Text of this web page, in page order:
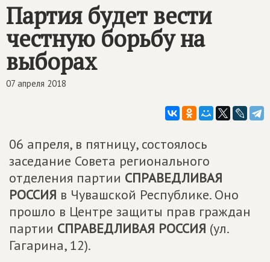
Партия будет вести
честную борьбу на
выборах
07 апреля 2018
06 апреля, в пятницу, состоялось
заседание Совета регионального
отделения партии СПРАВЕДЛИВАЯ
РОССИЯ в Чувашской Республике. Оно
прошло в Центре защиты прав граждан
партии СПРАВЕДЛИВАЯ РОССИЯ (ул.
Гагарина, 12).